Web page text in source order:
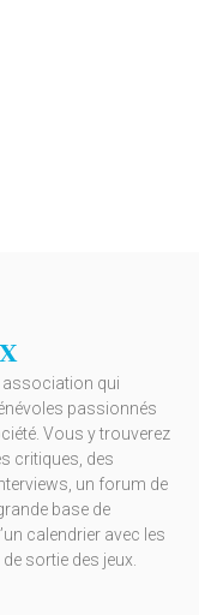
association qui
passionnés
Vous y trouverez
critiques, des
un forum de
base de
calendrier avec les
sortie des jeux.